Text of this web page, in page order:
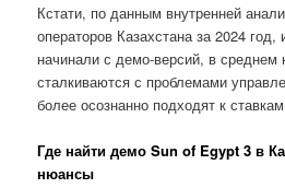
Кстати, по данным внутренней
операторов Казахстана за 2024 год,
начинали с демо-версий, в среднем
сталкиваются с проблемами
более осознанно подходят к
Где найти демо Sun of Egypt 3 в
нюансы